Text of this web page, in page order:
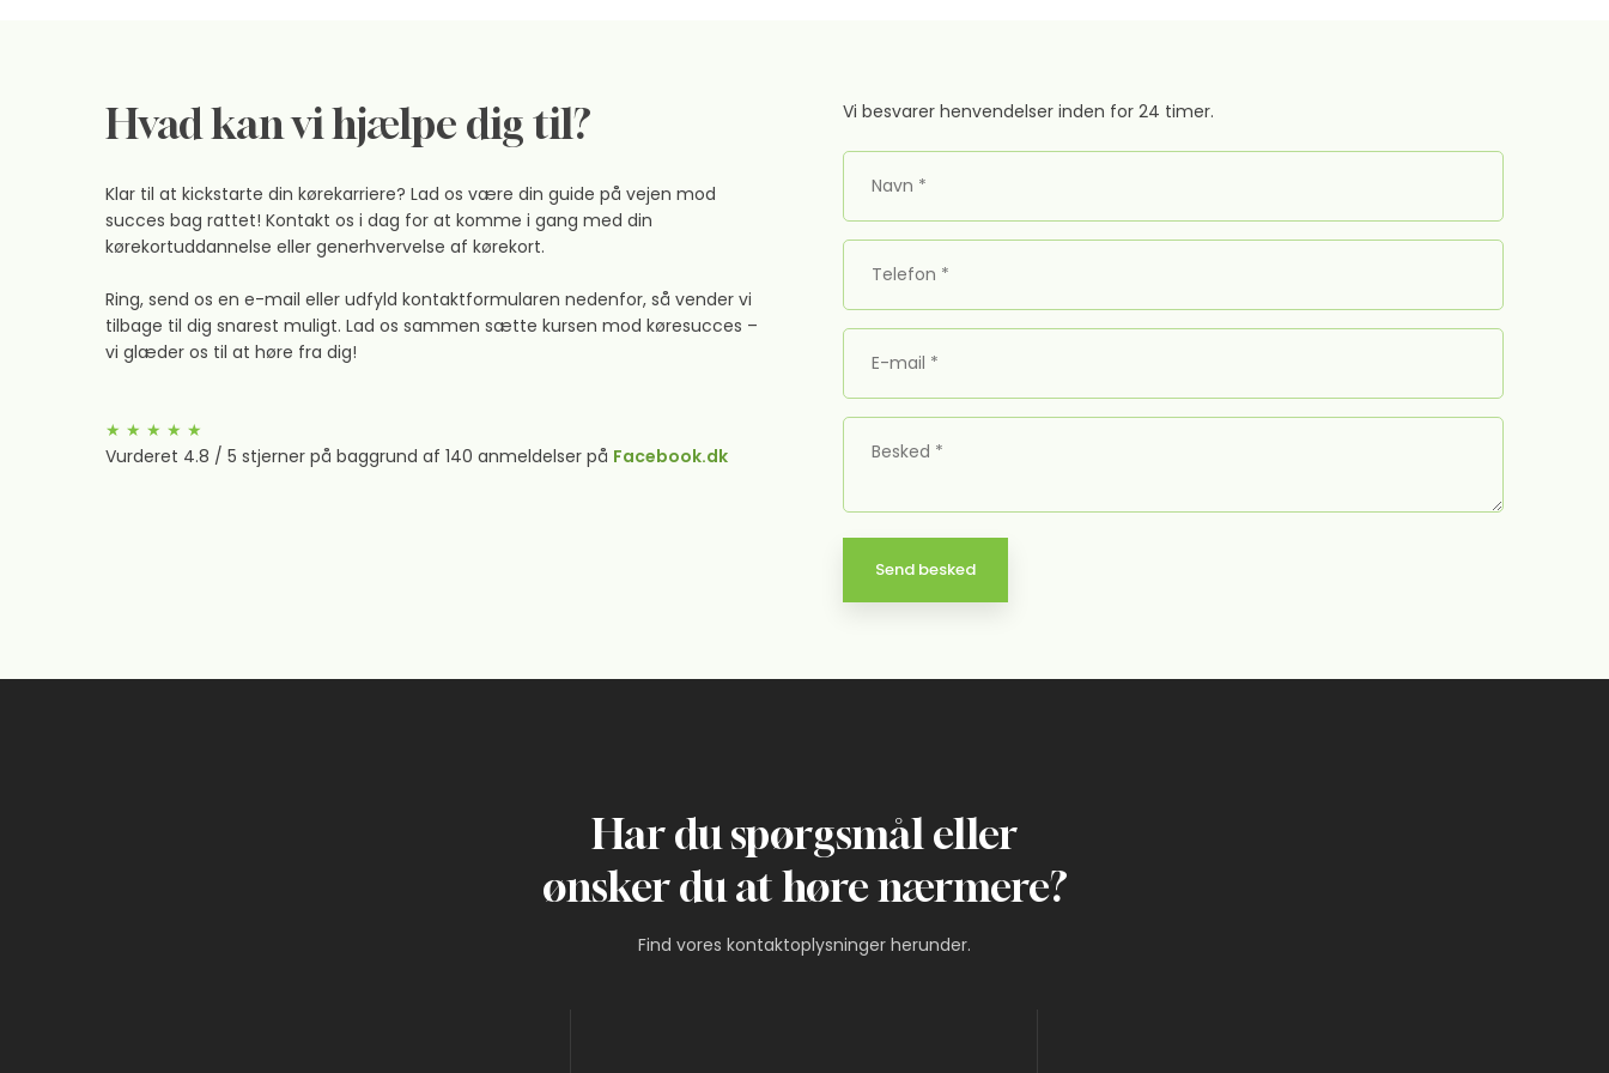
Hvad kan vi hjælpe dig til?
Klar til at kickstarte din kørekarriere? Lad os være din guide på vejen mod
succes bag rattet! Kontakt os i dag for at komme i gang med din
kørekortuddannelse eller generhvervelse af kørekort.
Ring, send os en e-mail eller udfyld kontaktformularen nedenfor, så vender vi
tilbage til dig snarest muligt. Lad os sammen sætte kursen mod køresucces –
vi glæder os til at høre fra dig!
★ ★ ★ ★ ★
Vurderet 4.8 / 5 stj​erner på baggrund af 140 anmeldelser på ​ Fac​ebook.dk
Vi besvarer henvendelser inden for 24 timer.​​
Har du spørgsmål eller
​ønsker du at høre nærmere?
Find vores kontaktoplysninger herunder.